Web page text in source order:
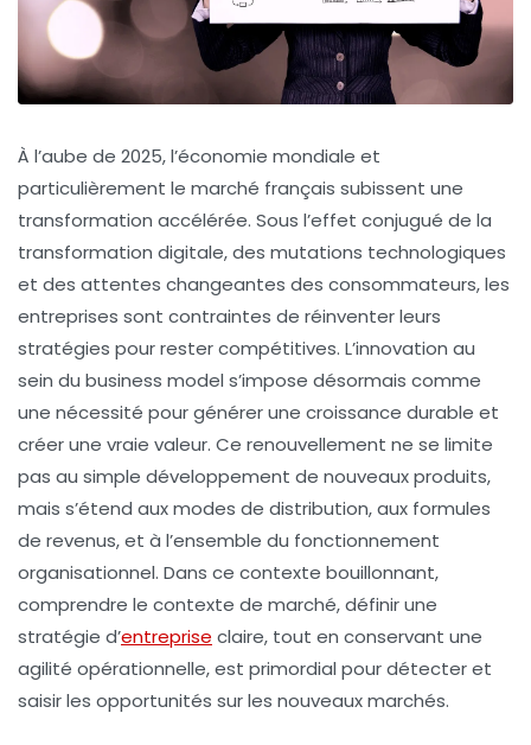
À l’aube de 2025, l’économie mondiale et
particulièrement le marché français subissent une
transformation accélérée. Sous l’effet conjugué de la
transformation digitale, des mutations technologiques
et des attentes changeantes des consommateurs, les
entreprises sont contraintes de réinventer leurs
stratégies pour rester compétitives. L’innovation au
sein du business model s’impose désormais comme
une nécessité pour générer une croissance durable et
créer une vraie valeur. Ce renouvellement ne se limite
pas au simple développement de nouveaux produits,
mais s’étend aux modes de distribution, aux formules
de revenus, et à l’ensemble du fonctionnement
organisationnel. Dans ce contexte bouillonnant,
comprendre le contexte de marché, définir une
stratégie d’entreprise claire, tout en conservant une
agilité opérationnelle, est primordial pour détecter et
saisir les opportunités sur les nouveaux marchés.